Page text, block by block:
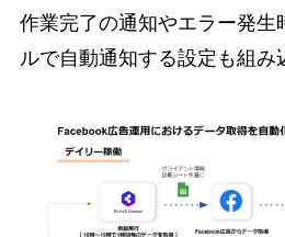
作業完了の通知やエラー発生
ルで自動通知する設定も組み